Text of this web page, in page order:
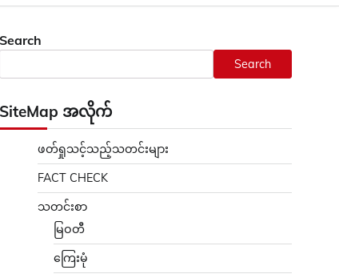
Search
Search
SiteMap အလိုက်
ဖတ်ရှုသင့်သည့်သတင်းများ
FACT CHECK
သတင်းစာ
မြဝတီ
ကြေးမုံ